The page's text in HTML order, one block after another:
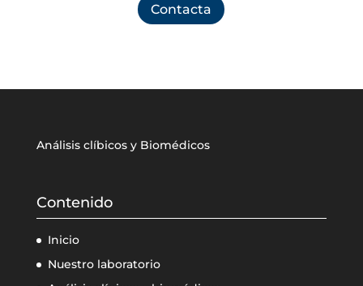
Contacta
Análisis clíbicos y Biomédicos
Contenido
Inicio
Nuestro laboratorio